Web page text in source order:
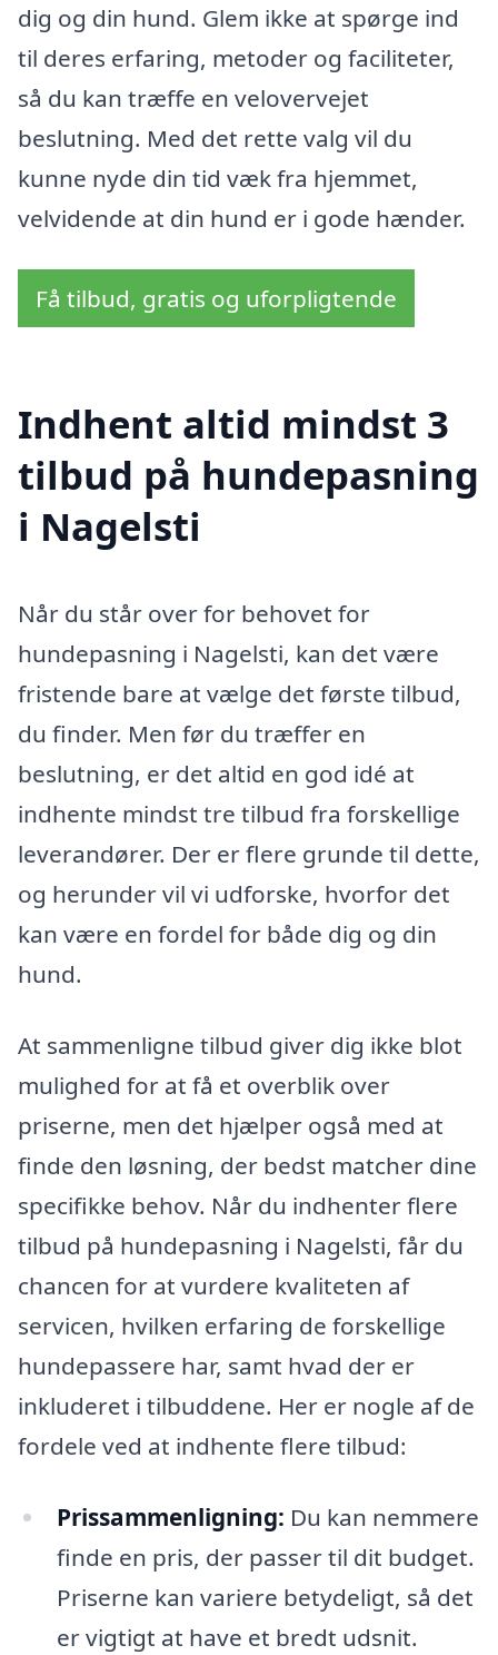
dig og din hund. Glem ikke at spørge ind
til deres erfaring, metoder og faciliteter,
så du kan træffe en velovervejet
beslutning. Med det rette valg vil du
kunne nyde din tid væk fra hjemmet,
velvidende at din hund er i gode hænder.
Få tilbud, gratis og uforpligtende
Indhent altid mindst 3
tilbud på hundepasning
i Nagelsti
Når du står over for behovet for
hundepasning i Nagelsti, kan det være
fristende bare at vælge det første tilbud,
du finder. Men før du træffer en
beslutning, er det altid en god idé at
indhente mindst tre tilbud fra forskellige
leverandører. Der er flere grunde til dette,
og herunder vil vi udforske, hvorfor det
kan være en fordel for både dig og din
hund.
At sammenligne tilbud giver dig ikke blot
mulighed for at få et overblik over
priserne, men det hjælper også med at
finde den løsning, der bedst matcher dine
specifikke behov. Når du indhenter flere
tilbud på hundepasning i Nagelsti, får du
chancen for at vurdere kvaliteten af
servicen, hvilken erfaring de forskellige
hundepassere har, samt hvad der er
inkluderet i tilbuddene. Her er nogle af de
fordele ved at indhente flere tilbud:
Prissammenligning: Du kan nemmere
finde en pris, der passer til dit budget.
Priserne kan variere betydeligt, så det
er vigtigt at have et bredt udsnit.